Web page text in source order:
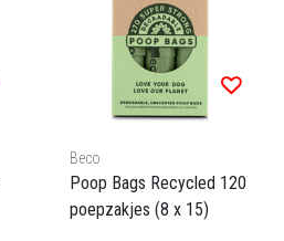
Beco
Poop Bags Recycled 120
poepzakjes (8 x 15)